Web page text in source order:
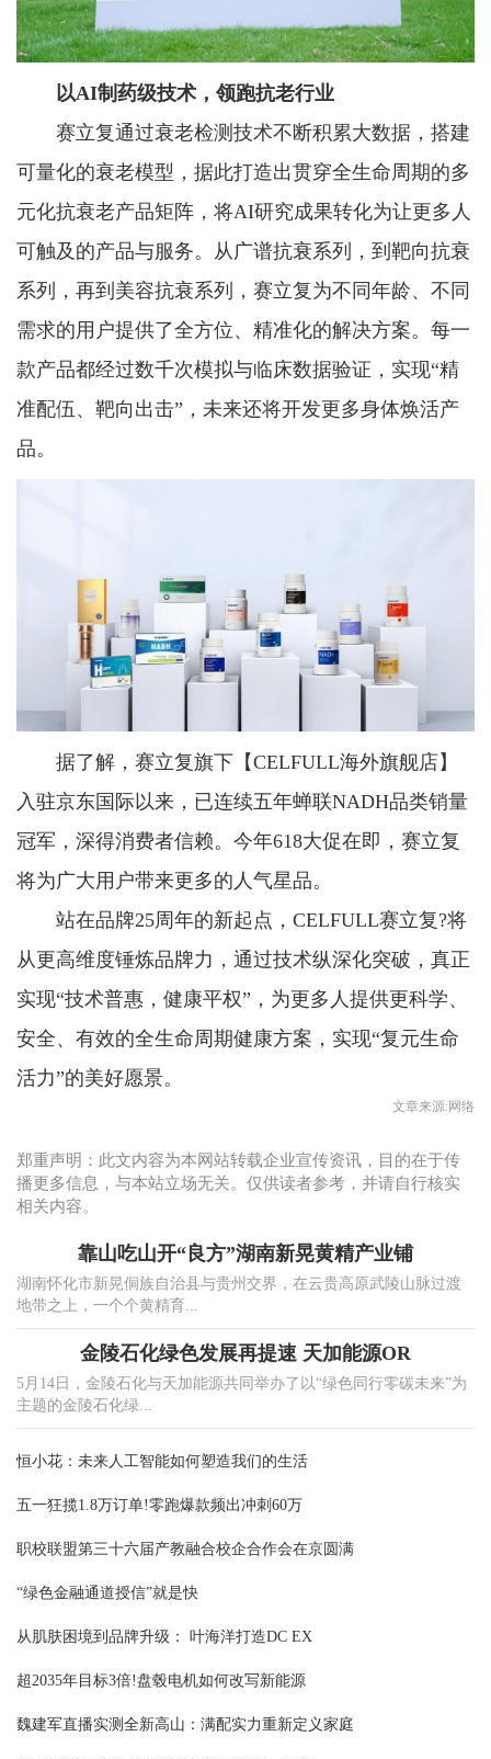
以AI制药级技术，领跑抗老行业
赛立复通过衰老检测技术不断积累大数据，搭建
可量化的衰老模型，据此打造出贯穿全生命周期的多
元化抗衰老产品矩阵，将AI研究成果转化为让更多人
可触及的产品与服务。从广谱抗衰系列，到靶向抗衰
系列，再到美容抗衰系列，赛立复为不同年龄、不同
需求的用户提供了全方位、精准化的解决方案。每一
款产品都经过数千次模拟与临床数据验证，实现“精
准配伍、靶向出击”，未来还将开发更多身体焕活产
品。
据了解，赛立复旗下【CELFULL海外旗舰店】
入驻京东国际以来，已连续五年蝉联NADH品类销量
冠军，深得消费者信赖。今年618大促在即，赛立复
将为广大用户带来更多的人气星品。
站在品牌25周年的新起点，CELFULL赛立复?将
从更高维度锤炼品牌力，通过技术纵深化突破，真正
实现“技术普惠，健康平权”，为更多人提供更科学、
安全、有效的全生命周期健康方案，实现“复元生命
活力”的美好愿景。
文章来源:网络
郑重声明：此文内容为本网站转载企业宣传资讯，目的在于传
播更多信息，与本站立场无关。仅供读者参考，并请自行核实
相关内容。
靠山吃山开“良方”湖南新晃黄精产业铺
湖南怀化市新晃侗族自治县与贵州交界，在云贵高原武陵山脉过渡
地带之上，一个个黄精育...
金陵石化绿色发展再提速 天加能源OR
5月14日，金陵石化与天加能源共同举办了以“绿色同行零碳未来”为
主题的金陵石化绿...
恒小花：未来人工智能如何塑造我们的生活
五一狂揽1.8万订单!零跑爆款频出冲刺60万
职校联盟第三十六届产教融合校企合作会在京圆满
“绿色金融通道授信”就是快
从肌肤困境到品牌升级： 叶海洋打造DC EX
超2035年目标3倍!盘毂电机如何改写新能源
魏建军直播实测全新高山：满配实力重新定义家庭